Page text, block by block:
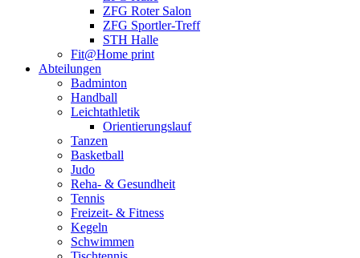
ZFG Roter Salon
ZFG Sportler-Treff
STH Halle
Fit@Home print
Abteilungen
Badminton
Handball
Leichtathletik
Orientierungslauf
Tanzen
Basketball
Judo
Reha- & Gesundheit
Tennis
Freizeit- & Fitness
Kegeln
Schwimmen